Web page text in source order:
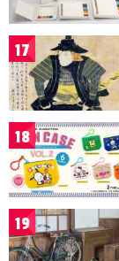
17
18
19